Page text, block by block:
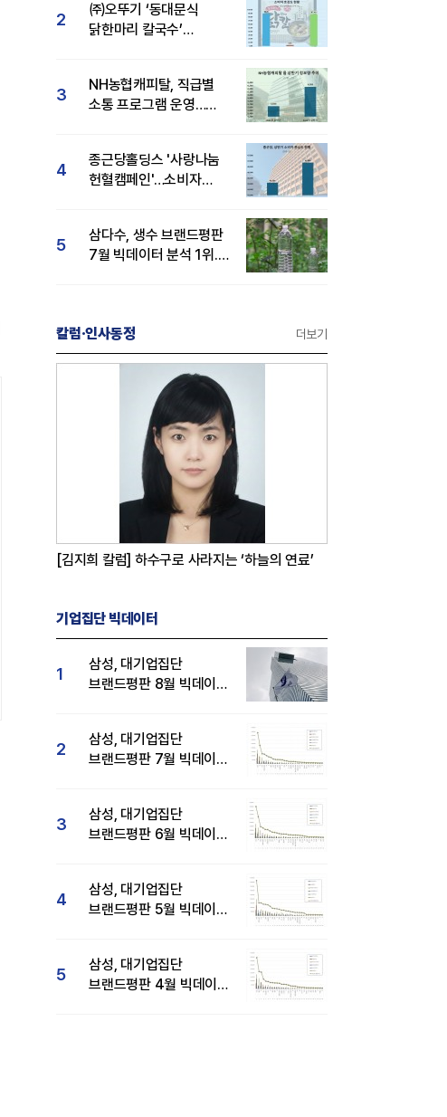
2
㈜오뚜기 ‘동대문식
닭한마리 칼국수’
3
NH농협캐피탈, 직급별
소통 프로그램 운영…
4
종근당홀딩스 '사랑나눔
헌혈캠페인'…소비자
5
삼다수, 생수 브랜드평판
7월 빅데이터 분석 1위...
칼럼·인사동정 더보기
[김지희 칼럼] 하수구로 사라지는 ‘하늘의 연료’
기업집단 빅데이터
1
삼성, 대기업집단
브랜드평판 8월 빅데이터
2
삼성, 대기업집단
브랜드평판 7월 빅데이터
3
삼성, 대기업집단
브랜드평판 6월 빅데이터
4
삼성, 대기업집단
브랜드평판 5월 빅데이터
5
삼성, 대기업집단
브랜드평판 4월 빅데이터